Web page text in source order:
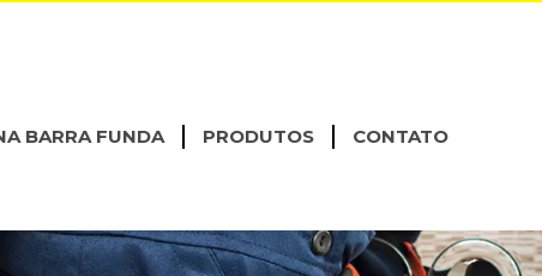
BARRA FUNDA PRODUTOS CONTATO